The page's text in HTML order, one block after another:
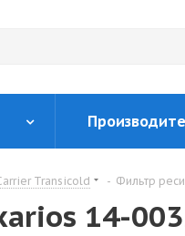
Transicold - Фильтр
14-